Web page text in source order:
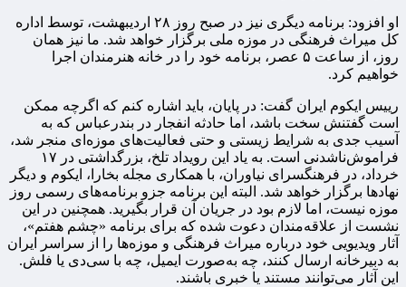
او افزود: برنامه‌ دیگری نیز در صبح روز ۲۸ اردیبهشت، توسط اداره
کل میراث فرهنگی در موزه ملی برگزار خواهد شد. ما نیز همان
روز، از ساعت ۵ عصر، برنامه خود را در خانه هنرمندان اجرا
خواهیم کرد.
رییس ایکوم ایران گفت: در پایان، باید اشاره کنم که اگرچه ممکن
است گفتنش سخت باشد، اما حادثه انفجار در بندرعباس که به
آسیب جدی به شرایط زیستی و حتی فعالیت‌های موزه‌ای منجر شد،
فراموش‌ناشدنی است. به یاد این رویداد تلخ، بزرگداشتی در ۱۷
خرداد، در فرهنگسرای نیاوران، با همکاری مجله بخارا، ایکوم و دیگر
نهادها برگزار خواهد شد. البته این برنامه جزو برنامه‌های رسمی روز
موزه نیست، اما لازم بود در جریان آن قرار بگیرید. همچنین در این
نشست از علاقه‌مندان دعوت شده که برای برنامه «چشم هفتم»،
آثار ویدیویی خود درباره میراث فرهنگی و موزه‌ها را از سراسر ایران
به دبیرخانه ارسال کنند، چه به‌صورت ایمیل، چه با سی‌دی یا فلش.
این آثار می‌توانند مستند یا خبری باشند.